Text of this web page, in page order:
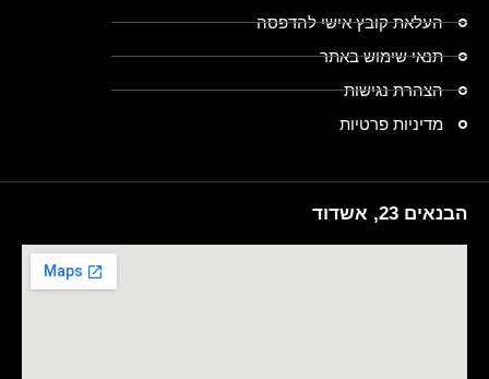
העלאת קובץ אישי להדפסה
תנאי שימוש באתר
הצהרת נגישות
מדיניות פרטיות
הבנאים 23, אשדוד